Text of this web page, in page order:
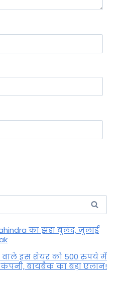
का झंडा बुलंद, जुलाई
वाले इस शेयर को 500 रुपये में
बायबैक का बड़ा एलान!